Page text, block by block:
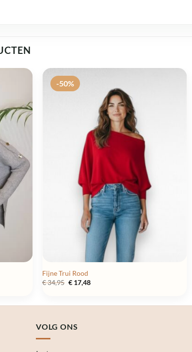
-50%
Fijne Trui Rood
€34,95 Oorspronkelijke
€17,48Huidige
VOLG ONS